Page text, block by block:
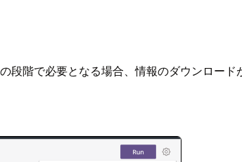
段階で必要となる場合、情報のダウンロー